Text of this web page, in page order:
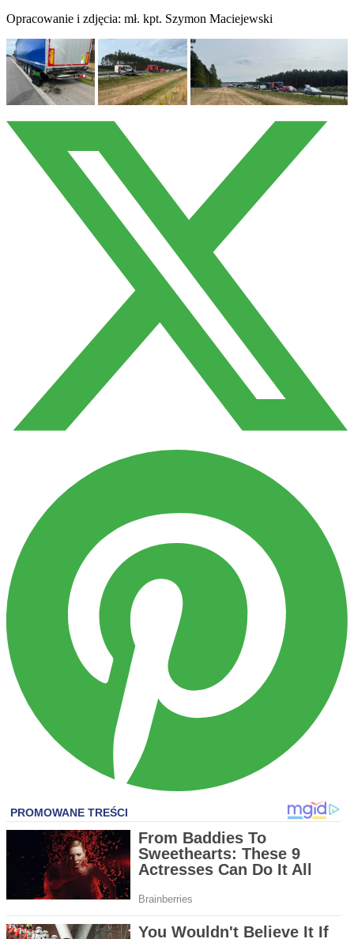
Opracowanie i zdjęcia: mł. kpt. Szymon Maciejewski